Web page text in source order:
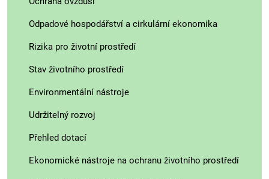
Odpadové hospodářství a cirkulární ekonomika
Rizika pro životní prostředí
Stav životního prostředí
Environmentální nástroje
Udržitelný rozvoj
Přehled dotací
Ekonomické nástroje na ochranu životního prostředí